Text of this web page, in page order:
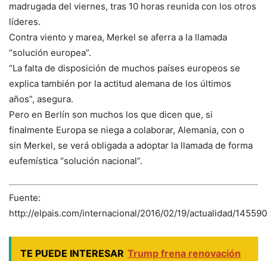
madrugada del viernes, tras 10 horas reunida con los otros
líderes.
Contra viento y marea, Merkel se aferra a la llamada
“solución europea”.
“La falta de disposición de muchos países europeos se
explica también por la actitud alemana de los últimos
años”, asegura.
Pero en Berlín son muchos los que dicen que, si
finalmente Europa se niega a colaborar, Alemania, con o
sin Merkel, se verá obligada a adoptar la llamada de forma
eufemística “solución nacional”.
Fuente:
http://elpais.com/internacional/2016/02/19/actualidad/
TE PUEDE INTERESAR Trump frena renovación